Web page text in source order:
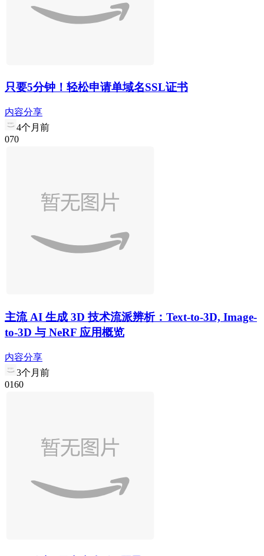
只要5分钟！轻松申请单域名SSL证书
内容分享
4个月前
070
主流 AI 生成 3D 技术流派辨析：Text-to-3D, Image-
to-3D 与 NeRF 应用概览
内容分享
3个月前
0160